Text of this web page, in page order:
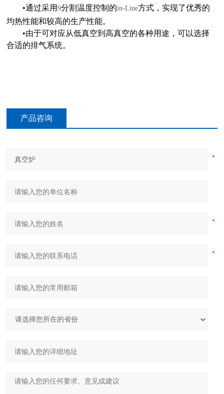
•通过采用9分割温度控制的in-Line方式，实现了优秀的
均热性能和较高的生产性能。
•由于可对应从低真空到高真空的各种用途，可以选择
合适的排气系统。
产品咨询